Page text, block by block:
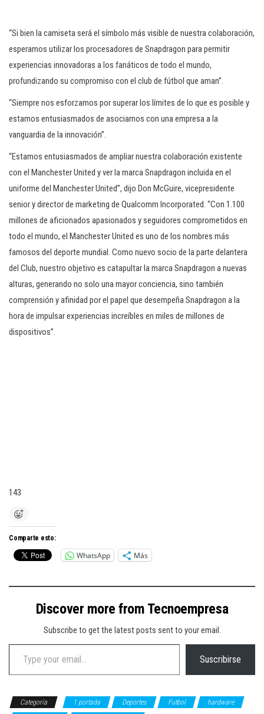
“Si bien la camiseta será el símbolo más visible de nuestra colaboración,
esperamos utilizar los procesadores de Snapdragon para permitir
experiencias innovadoras a los fanáticos de todo el mundo,
profundizando su compromiso con el club de fútbol que aman”.
“Siempre nos esforzamos por superar los límites de lo que es posible y
estamos entusiasmados de asociarnos con una empresa a la
vanguardia de la innovación”.
“Estamos entusiasmados de ampliar nuestra colaboración existente
con el Manchester United y ver la marca Snapdragon incluida en el
uniforme del Manchester United”, dijo Don McGuire, vicepresidente
senior y director de marketing de Qualcomm Incorporated. “Con 1.100
millones de aficionados apasionados y seguidores comprometidos en
todo el mundo, el Manchester United es uno de los nombres más
famosos del deporte mundial. Como nuevo socio de la parte delantera
del Club, nuestro objetivo es catapultar la marca Snapdragon a nuevas
alturas, generando no solo una mayor conciencia, sino también
comprensión y afinidad por el papel que desempeña Snapdragon a la
hora de impulsar experiencias increíbles en miles de millones de
dispositivos”.
143
Comparte esto:
WhatsApp Más
Discover more from Tecnoempresa
Subscribe to get the latest posts sent to your email.
Type your email…
Suscribirse
Categoría 1 portada Deportes Futbol
hardware